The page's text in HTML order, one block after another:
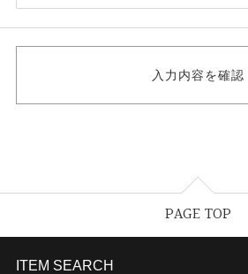
PAGE TOP
ITEM SEARCH